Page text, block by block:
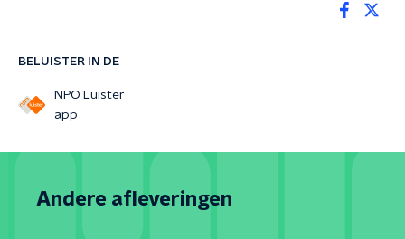
BELUISTER IN DE
NPO Luister
app
Andere afleveringen